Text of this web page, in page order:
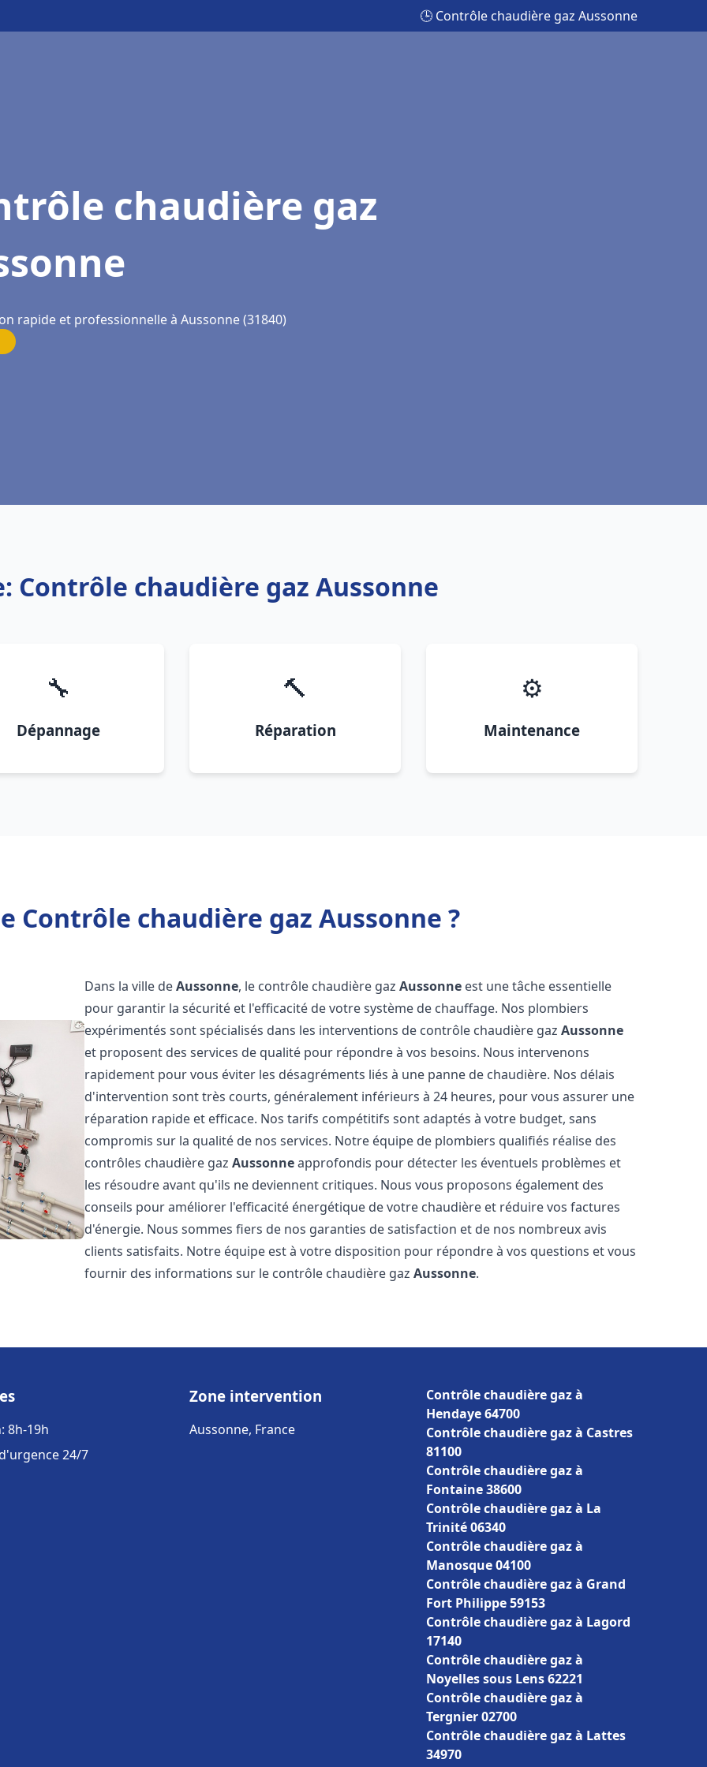
🕒 Contrôle chaudière gaz Aussonne
chaudière gaz
rapide et professionnelle à Aussonne (31840)
Contrôle chaudière gaz Aussonne
🔧
Dépannage
🔨
Réparation
⚙️
Maintenance
Contrôle chaudière gaz Aussonne ?
Dans la ville deAussonne, le contrôle chaudière gazAussonne est une tâche essentielle
pour garantir la sécurité et l'efficacité de votre système de chauffage. Nos plombiers
expérimentés sont spécialisés dans les interventions de contrôle chaudière gazAussonne
et proposent des services de qualité pour répondre à vos besoins. Nous intervenons
rapidement pour vous éviter les désagréments liés à une panne de chaudière. Nos délais
d'intervention sont très courts, généralement inférieurs à 24 heures, pour vous assurer une
réparation rapide et efficace. Nos tarifs compétitifs sont adaptés à votre budget, sans
compromis sur la qualité de nos services. Notre équipe de plombiers qualifiés réalise des
contrôles chaudière gazAussonneapprofondis pour détecter les éventuels problèmes et
les résoudre avant qu'ils ne deviennent critiques. Nous vous proposons également des
conseils pour améliorer l'efficacité énergétique de votre chaudière et réduire vos factures
d'énergie. Nous sommes fiers de nos garanties de satisfaction et de nos nombreux avis
clients satisfaits. Notre équipe est à votre disposition pour répondre à vos questions et vous
fournir des informations sur le contrôle chaudière gazAussonne.
8h-19h
24/7
Zone intervention
Aussonne, France
Contrôle chaudière gaz à
Hendaye 64700
Contrôle chaudière gaz à Castres
81100
Contrôle chaudière gaz à
Fontaine 38600
Contrôle chaudière gaz à La
Trinité 06340
Contrôle chaudière gaz à
Manosque 04100
Contrôle chaudière gaz à Grand
Fort Philippe 59153
Contrôle chaudière gaz à Lagord
17140
Contrôle chaudière gaz à
Noyelles sous Lens 62221
Contrôle chaudière gaz à
Tergnier 02700
Contrôle chaudière gaz à Lattes
34970